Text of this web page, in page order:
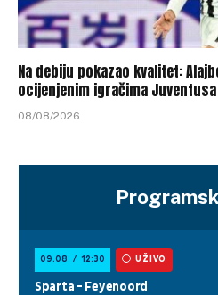
Na debiju pokazao kvalitet:
ocijenjenim igračima Juventusa
08/08/2026